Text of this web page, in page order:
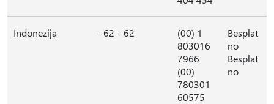
Indonezija +62 +62
(00) 1
803016
7966
(00)
780301
60575
Besplat
no
Besplat
no